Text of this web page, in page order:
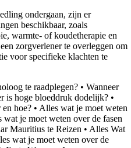
ondergaan, zijn er
beschikbaar, zoals
warmte- of koudetherapie en
zorgverlener te overleggen om
voor specifieke klachten te
te raadplegen? • Wanneer
is hoge bloeddruk dodelijk? •
hoe? • Alles wat je moet weten
wat je moet weten over de fasen
Mauritius te Reizen • Alles Wat
wat je moet weten over de